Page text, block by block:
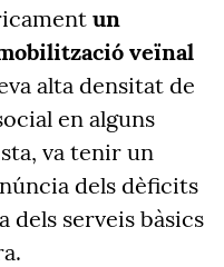
un
veïnal
alta densitat de
en alguns
va tenir un
dels dèficits
dels serveis bàsics